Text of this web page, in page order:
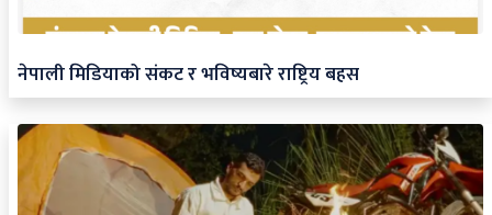
नेपाली मिडियाको संकट र भविष्यबारे राष्ट्रिय बहस